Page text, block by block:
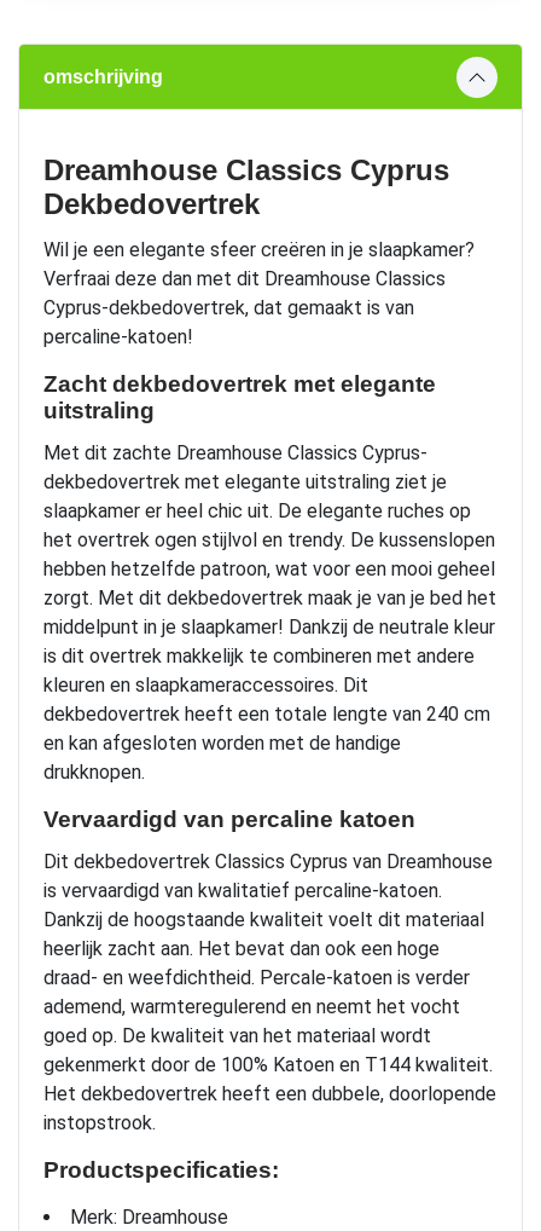
omschrijving
Dreamhouse Classics Cyprus
Dekbedovertrek
Wil je een elegante sfeer creëren in je slaapkamer?
Verfraai deze dan met dit Dreamhouse Classics
Cyprus-dekbedovertrek, dat gemaakt is van
percaline-katoen!
Zacht dekbedovertrek met elegante
uitstraling
Met dit zachte Dreamhouse Classics Cyprus-
dekbedovertrek met elegante uitstraling ziet je
slaapkamer er heel chic uit. De elegante ruches op
het overtrek ogen stijlvol en trendy. De kussenslopen
hebben hetzelfde patroon, wat voor een mooi geheel
zorgt. Met dit dekbedovertrek maak je van je bed het
middelpunt in je slaapkamer! Dankzij de neutrale kleur
is dit overtrek makkelijk te combineren met andere
kleuren en slaapkameraccessoires. Dit
dekbedovertrek heeft een totale lengte van 240 cm
en kan afgesloten worden met de handige
drukknopen.
Vervaardigd van percaline katoen
Dit dekbedovertrek Classics Cyprus van Dreamhouse
is vervaardigd van kwalitatief percaline-katoen.
Dankzij de hoogstaande kwaliteit voelt dit materiaal
heerlijk zacht aan. Het bevat dan ook een hoge
draad- en weefdichtheid. Percale-katoen is verder
ademend, warmteregulerend en neemt het vocht
goed op. De kwaliteit van het materiaal wordt
gekenmerkt door de 100% Katoen en T144 kwaliteit.
Het dekbedovertrek heeft een dubbele, doorlopende
instopstrook.
Productspecificaties:
Merk: Dreamhouse